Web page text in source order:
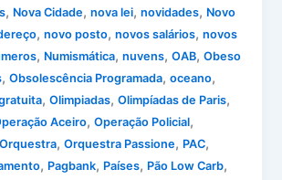
, Nova Cidade,nova lei,novidades, Novo
,novo posto,novos salários,novos
, Numismática,nuvens,OAB,Obeso
,Obsolescência Programada,oceano,
,Olimpiadas,Olimpíadas de Paris,
Aceiro,Operação Policial,
Orquestra,Orquestra Passione, PAC,
, Pagbank, Países, Pão Low Carb,